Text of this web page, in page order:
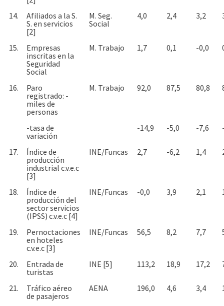
14.
Afiliados a la S.
S. en servicios
[2]
M. Seg.
Social
4,0 2,4 3,2
15.
Empresas
inscritas en la
Seguridad
Social
M. Trabajo 1,7 0,1 -0,0
16.
Paro
registrado: -
miles de
personas
M. Trabajo 92,0 87,5 80,8
-tasa de
variación
-14,9 -5,0 -7,6
17.
Índice de
producción
industrial c.v.e.c
[3]
INE/Funcas 2,7 -6,2 1,4
18.
Índice de
producción del
sector servicios
(IPSS) c.v.e.c [4]
INE/Funcas -0,0 3,9 2,1
19.
Pernoctaciones
en hoteles
c.v.e.c [3]
INE/Funcas 56,5 8,2 7,7
20.
Entrada de
turistas
INE [5] 113,2 18,9 17,2
21.
Tráfico aéreo
de pasajeros
AENA 196,0 4,6 3,4